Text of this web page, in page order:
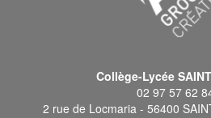
Collège-Lycée
02 97 57 62
2 rue de Locmaria - 56400